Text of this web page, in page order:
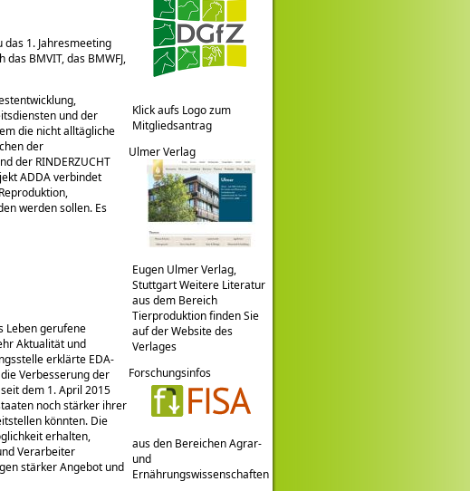
1. Jahresmeeting
BMVIT, das BMWFJ,
und der
die nicht alltägliche
der
der RINDERZUCHT
ADDA verbindet
werden sollen. Es
Leben gerufene
Aktualität und
erklärte EDA-
Verbesserung der
dem 1. April 2015
noch stärker ihrer
könnten. Die
erhalten,
Verarbeiter
stärker Angebot und
Klick aufs Logo zum
Mitgliedsantrag
Ulmer Verlag
Eugen Ulmer Verlag,
Stuttgart Weitere Literatur
aus dem Bereich
Tierproduktion finden Sie
auf der Website des
Verlages
Forschungsinfos
aus den Bereichen Agrar-
und
Ernährungswissenschaften